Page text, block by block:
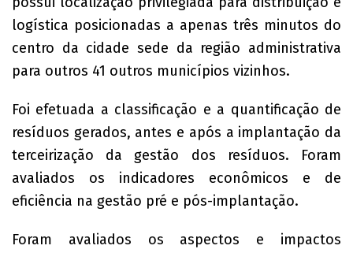
logística posicionadas a apenas três minutos do
centro da cidade sede da região administrativa
para outros 41 outros municípios vizinhos.
Foi efetuada a classificação e a quantificação de
resíduos gerados, antes e após a implantação da
terceirização da gestão dos resíduos. Foram
avaliados os indicadores econômicos e de
eficiência na gestão pré e pós-implantação.
Foram avaliados os aspectos e impactos